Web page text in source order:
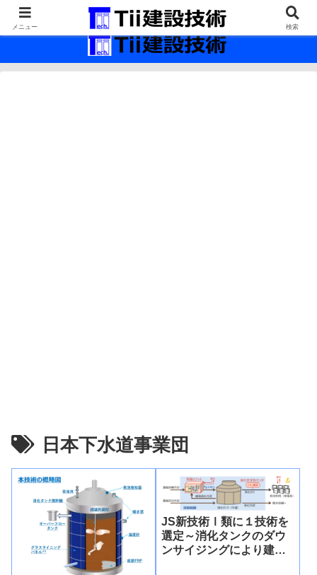
最新の建設技術の情報インフラ。
日本下水道事業団
JS新技術Ⅰ類に１技術を
選定～消化タンクのダウ
ンサイジングにより建設
メニュー 検索